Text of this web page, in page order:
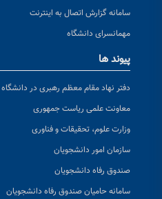
سامانه گزارش اتصال به اینترنت
مهمانسرای دانشگاه
پیوند ها
دفتر نهاد مقام معظم رهبری در
معاونت علمی ریاست جمهوری
وزارت علوم، تحقیقات و فناوری
سازمان امور دانشجویان
صندوق رفاه دانشجویان
سامانه حامیان صندوق رفاه دانشجویان